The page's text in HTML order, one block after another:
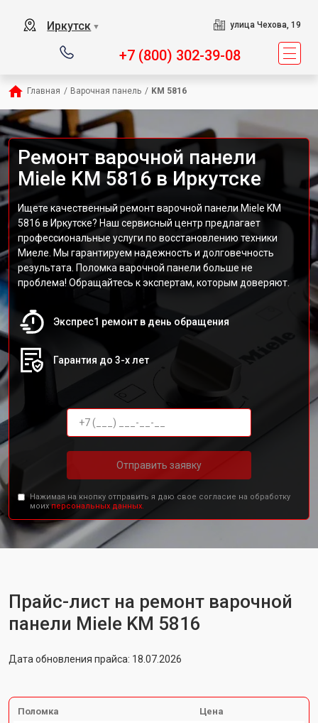
Иркутск ▼ улица Чехова, 19
+7 (800) 302-39-08
Главная / Варочная панель / KM 5816
Ремонт варочной панели
Miele KM 5816 в Иркутске
Ищете качественный ремонт варочной панели Miele KM
5816 в Иркутске? Наш сервисный центр предлагает
профессиональные услуги по восстановлению техники
Миеле. Мы гарантируем надежность и долговечность
результата. Поломка варочной панели больше не
проблема! Обращайтесь к экспертам, которым доверяют.
Экспрес1 ремонт в день обращения
Гарантия до 3-х лет
Отправить заявку
Нажимая на кнопку отправить я даю свое согласие на обработку
моихперсональных данных.
Прайс-лист на ремонт варочной
панели Miele KM 5816
Дата обновления прайса: 18.07.2026
Поломка Цена